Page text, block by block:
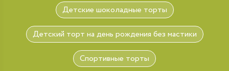
Детские шоколадные торты
Детский торт на день рождения без мастики
Спортивные торты